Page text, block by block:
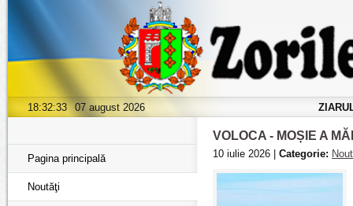
18:32:35 07 august 2026
Pagina principală
Noutăţi
VOLOCA - MOȘIE A
10 iulie 2026 | Categorie: